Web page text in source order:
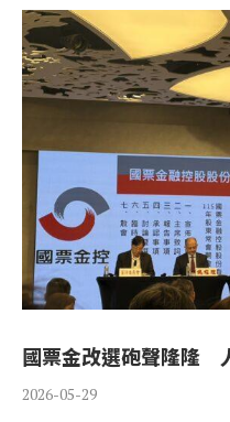
國票金改選砲聲隆隆
2026-05-29